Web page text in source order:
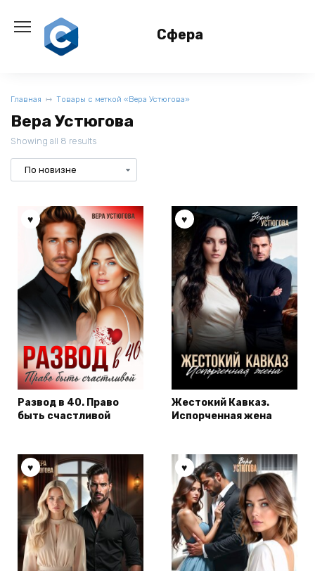
содержанию
Сфера
Главная Товары с меткой «Вера Устюгова»
Вера Устюгова
Showing all 8 results
Развод в 40. Право
быть счастливой
Жестокий Кавказ.
Испорченная жена